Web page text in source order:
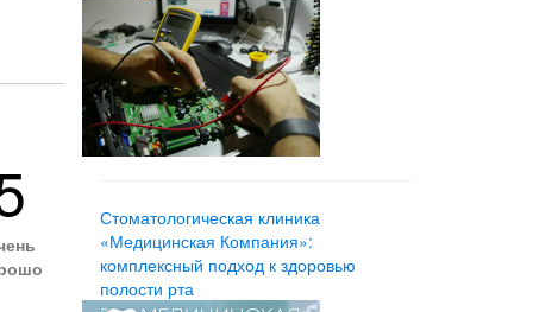
Стоматологическая клиника
«Медицинская Компания»:
комплексный подход к здоровью
полости рта